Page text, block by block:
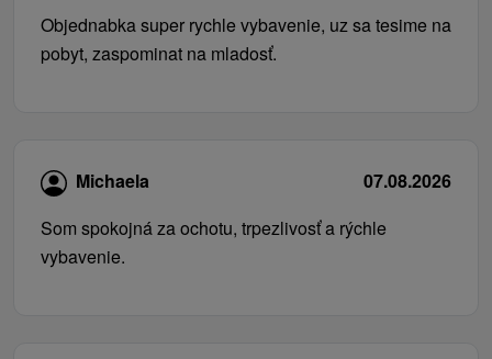
Objednabka super rychle vybavenie, uz sa tesime na
pobyt, zaspominat na mladosť.
Michaela
07.08.2026
Som spokojná za ochotu, trpezlivosť a rýchle
vybavenie.